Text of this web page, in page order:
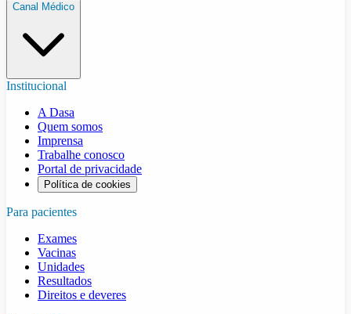
Canal Médico
Institucional
A Dasa
Quem somos
Imprensa
Trabalhe conosco
Portal de privacidade
Política de cookies
Para pacientes
Exames
Vacinas
Unidades
Resultados
Direitos e deveres